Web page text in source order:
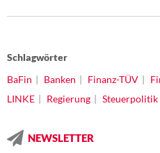
Schlagwörter
BaFin
Banken Finanz-TÜV
LINKE
Regierung Steuerpolitik
NEWSLETTER